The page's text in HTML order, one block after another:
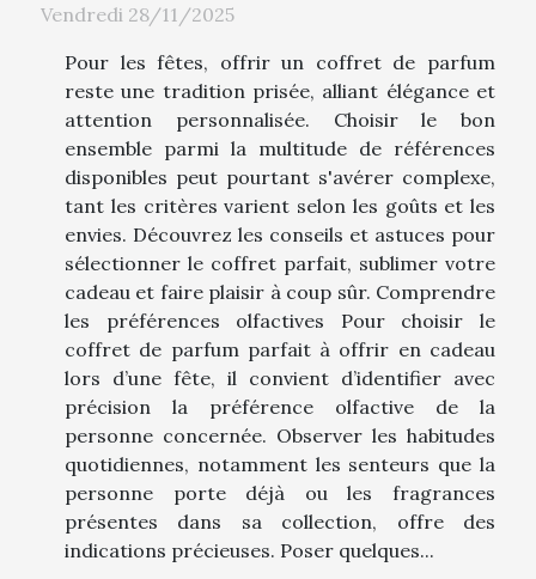
Vendredi 28/11/2025
Pour les fêtes, offrir un coffret de parfum
reste une tradition prisée, alliant élégance et
attention personnalisée. Choisir le bon
ensemble parmi la multitude de références
disponibles peut pourtant s'avérer complexe,
tant les critères varient selon les goûts et les
envies. Découvrez les conseils et astuces pour
sélectionner le coffret parfait, sublimer votre
cadeau et faire plaisir à coup sûr. Comprendre
les préférences olfactives Pour choisir le
coffret de parfum parfait à offrir en cadeau
lors d’une fête, il convient d’identifier avec
précision la préférence olfactive de la
personne concernée. Observer les habitudes
quotidiennes, notamment les senteurs que la
personne porte déjà ou les fragrances
présentes dans sa collection, offre des
indications précieuses. Poser quelques...